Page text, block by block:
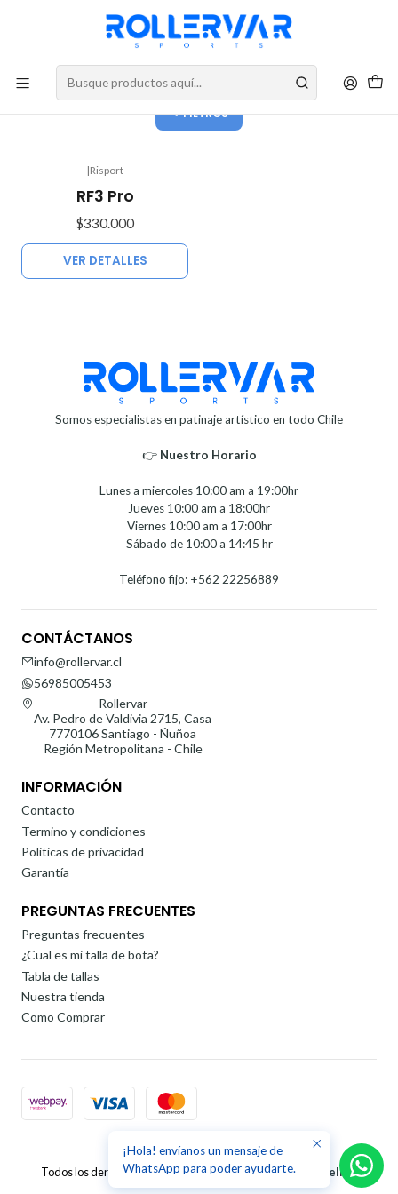
DESPACHOS A TODO CHILE
Linea RF
FILTROS
|Risport
RF3 Pro
$330.000
VER DETALLES
Somos especialistas en patinaje artístico en todo Chile
👉 Nuestro Horario⁣⁣
Lunes a miercoles 10:00 am a 19:00hr
Jueves 10:00 am a 18:00hr
Viernes 10:00 am a 17:00hr
Sábado de 10:00 a 14:45 hr
Teléfono fijo: +562 22256889
CONTÁCTANOS
info@rollervar.cl
56985005453
Rollervar
Av. Pedro de Valdivia 2715, Casa
7770106 Santiago - Ñuñoa
Región Metropolitana - Chile
INFORMACIÓN
Contacto
Termino y condiciones
Politicas de privacidad
Garantía
PREGUNTAS FRECUENTES
Preguntas frecuentes
¿Cual es mi talla de bota?
Tabla de tallas
Nuestra tienda
Como Comprar
2026 Rollervar.
Todos los derechos reservados.Desarrollado por Jumpseller.
¡Hola! envíanos un mensaje de
WhatsApp para poder ayudarte.